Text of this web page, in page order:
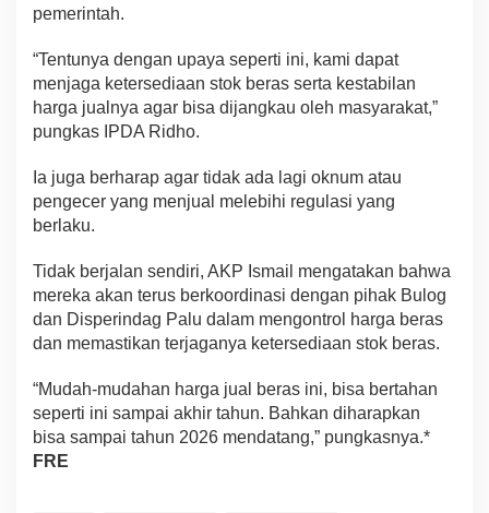
pemerintah.
“Tentunya dengan upaya seperti ini, kami dapat
menjaga ketersediaan stok beras serta kestabilan
harga jualnya agar bisa dijangkau oleh masyarakat,”
pungkas IPDA Ridho.
Ia juga berharap agar tidak ada lagi oknum atau
pengecer yang menjual melebihi regulasi yang
berlaku.
Tidak berjalan sendiri, AKP Ismail mengatakan bahwa
mereka akan terus berkoordinasi dengan pihak Bulog
dan Disperindag Palu dalam mengontrol harga beras
dan memastikan terjaganya ketersediaan stok beras.
“Mudah-mudahan harga jual beras ini, bisa bertahan
seperti ini sampai akhir tahun. Bahkan diharapkan
bisa sampai tahun 2026 mendatang,” pungkasnya.*
FRE